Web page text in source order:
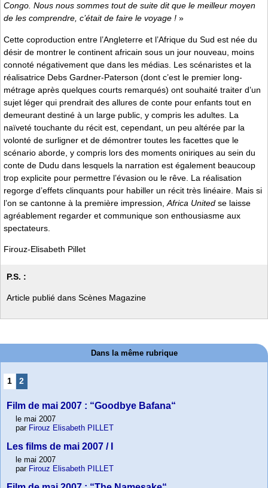
Congo. Nous nous sommes tout de suite dit que le meilleur moyen
de les comprendre, c’était de faire le voyage ! »
Cette coproduction entre l’Angleterre et l’Afrique du Sud est née du
désir de montrer le continent africain sous un jour nouveau, moins
connoté négativement que dans les médias. Les scénaristes et la
réalisatrice Debs Gardner-Paterson (dont c’est le premier long-
métrage après quelques courts remarqués) ont souhaité traiter d’un
sujet léger qui prendrait des allures de conte pour enfants tout en
demeurant destiné à un large public, y compris les adultes. La
naïveté touchante du récit est, cependant, un peu altérée par la
volonté de surligner et de démontrer toutes les facettes que le
scénario aborde, y compris lors des moments oniriques au sein du
conte de Dudu dans lesquels la narration est également beaucoup
trop explicite pour permettre l’évasion ou le rêve. La réalisation
regorge d’effets clinquants pour habiller un récit très linéaire. Mais si
l’on se cantonne à la première impression, Africa United se laisse
agréablement regarder et communique son enthousiasme aux
spectateurs.
Firouz-Elisabeth Pillet
P.S. :
Article publié dans Scènes Magazine
Dans la même rubrique
1 2
Film de mai 2007 : “Goodbye Bafana“
le mai 2007
par Firouz Elisabeth PILLET
Les films de mai 2007 / I
le mai 2007
par Firouz Elisabeth PILLET